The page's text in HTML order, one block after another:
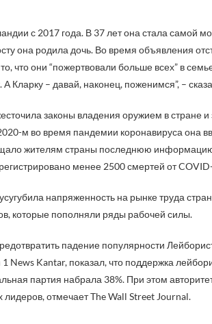
с 2017 года. В 37 лет она стала самой
она родила дочь. Во время объявления
что они “пожертвовали больше всех” в
Кларку – давай, наконец, поженимся”, –
законы владения оружием в стране и
м во время пандемии коронавируса она
жителям страны последнюю
менее 2500 смертей от
напряженность на рынке труда
которые пополняли ряды рабочей силы.
падение популярности
Kantar, показал, что поддержка
партия набрала 38%. При этом
отмечает The Wall Street Journal.